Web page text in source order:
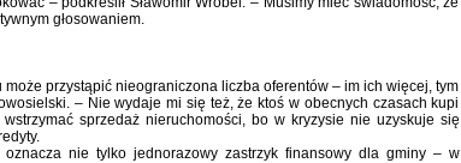
głosowaniem.
może przystąpić nieograniczona liczba oferentów – im ich więcej, tym
– Nie wydaje mi się też, że ktoś w obecnych czasach kupi
sprzedaż nieruchomości, bo w kryzysie nie uzyskuje się
nie tylko jednorazowy zastrzyk finansowy dla gminy – w